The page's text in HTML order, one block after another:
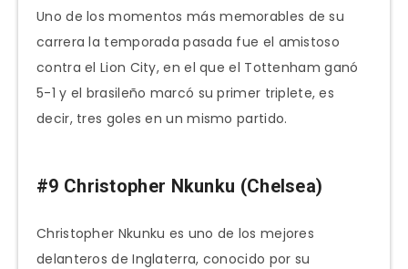
Uno de los momentos más memorables de su
carrera la temporada pasada fue el amistoso
contra el Lion City, en el que el Tottenham ganó
5-1 y el brasileño marcó su primer triplete, es
decir, tres goles en un mismo partido.
#9 Christopher Nkunku (Chelsea)
Christopher Nkunku es uno de los mejores
delanteros de Inglaterra, conocido por su